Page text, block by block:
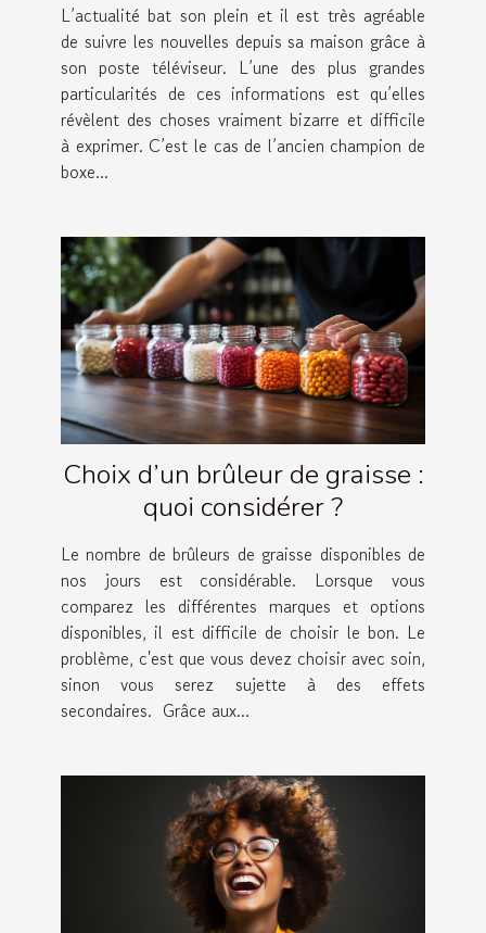
L’actualité bat son plein et il est très agréable
de suivre les nouvelles depuis sa maison grâce à
son poste téléviseur. L’une des plus grandes
particularités de ces informations est qu’elles
révèlent des choses vraiment bizarre et difficile
à exprimer. C’est le cas de l’ancien champion de
boxe...
Choix d’un brûleur de graisse :
quoi considérer ?
Le nombre de brûleurs de graisse disponibles de
nos jours est considérable. Lorsque vous
comparez les différentes marques et options
disponibles, il est difficile de choisir le bon. Le
problème, c'est que vous devez choisir avec soin,
sinon vous serez sujette à des effets
secondaires. Grâce aux...